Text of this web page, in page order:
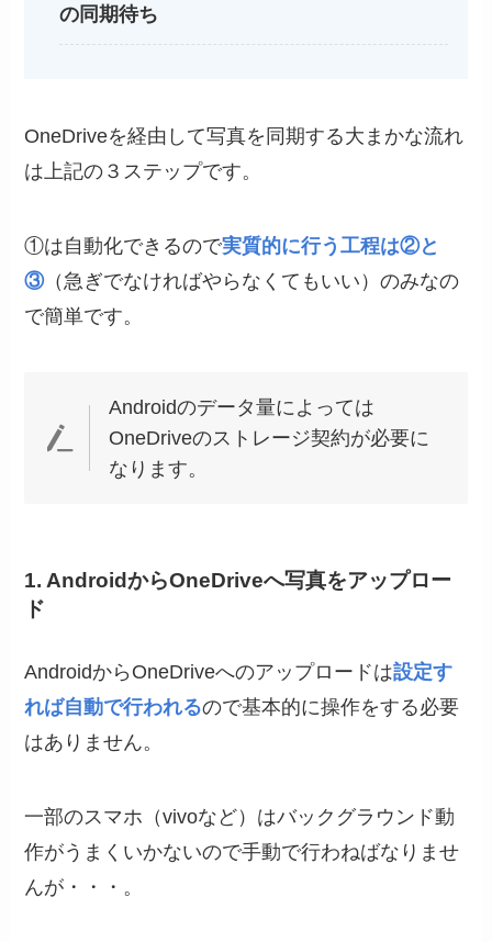
の同期待ち
OneDriveを経由して写真を同期する大まかな流れ
は上記の３ステップです。
①は自動化できるので実質的に行う工程は②と
③（急ぎでなければやらなくてもいい）のみなの
で簡単です。
Androidのデータ量によっては
OneDriveのストレージ契約が必要に
なります。
1. AndroidからOneDriveへ写真をアップロー
ド
AndroidからOneDriveへのアップロードは設定す
れば自動で行われるので基本的に操作をする必要
はありません。
一部のスマホ（vivoなど）はバックグラウンド動
作がうまくいかないので手動で行わねばなりませ
んが・・・。